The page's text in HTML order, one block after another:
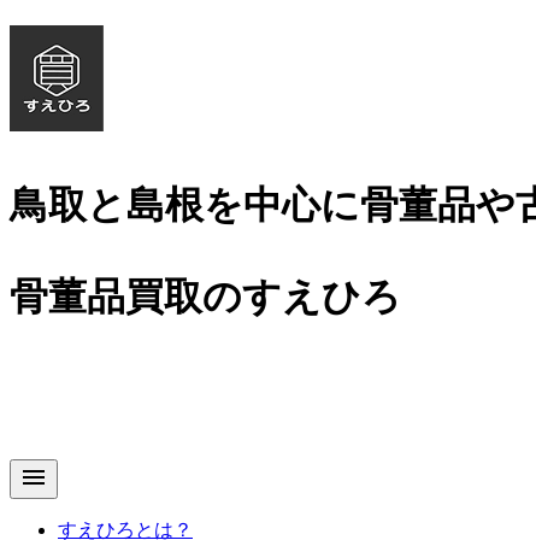
鳥取と島根を中心に骨董品や
骨董品買取のすえひろ
menu
すえひろとは？